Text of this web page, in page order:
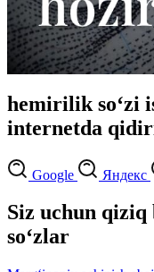
hemirilik so‘zi
internetda
Google Яндекс
Siz uchun qiziq
so‘zlar